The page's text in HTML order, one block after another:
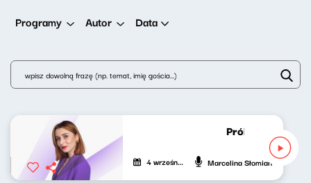
Programy Autor Data
Próbny lot
4 września 2020 Marcelina Słomian